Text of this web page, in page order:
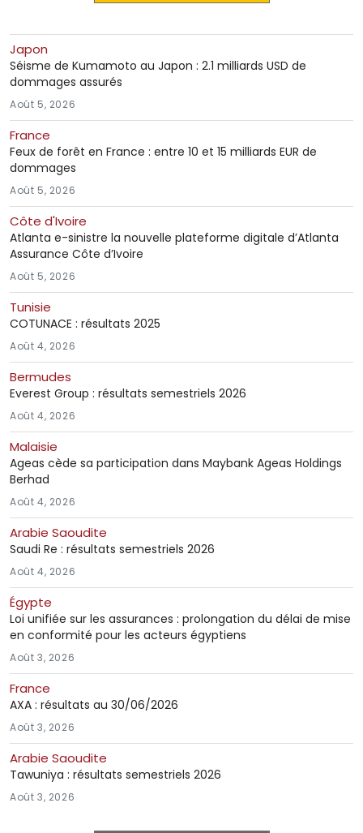
Japon
Séisme de Kumamoto au Japon : 2.1 milliards USD de
dommages assurés
Août 5, 2026
France
Feux de forêt en France : entre 10 et 15 milliards EUR de
dommages
Août 5, 2026
Côte d'Ivoire
Atlanta e-sinistre la nouvelle plateforme digitale d’Atlanta
Assurance Côte d’Ivoire
Août 5, 2026
Tunisie
COTUNACE : résultats 2025
Août 4, 2026
Bermudes
Everest Group : résultats semestriels 2026
Août 4, 2026
Malaisie
Ageas cède sa participation dans Maybank Ageas Holdings
Berhad
Août 4, 2026
Arabie Saoudite
Saudi Re : résultats semestriels 2026
Août 4, 2026
Égypte
Loi unifiée sur les assurances : prolongation du délai de mise
en conformité pour les acteurs égyptiens
Août 3, 2026
France
AXA : résultats au 30/06/2026
Août 3, 2026
Arabie Saoudite
Tawuniya : résultats semestriels 2026
Août 3, 2026